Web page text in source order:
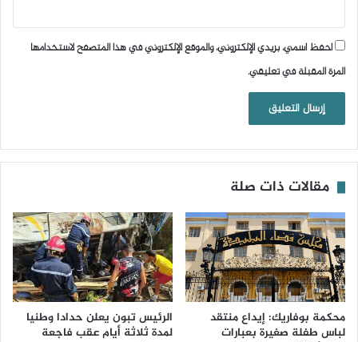
احفظ اسمي، بريدي الإلكتروني، والموقع الإلكتروني في هذا المتصفح لاستخدامها
المرة المقبلة في تعليقي.
مقالات ذات صلة
محكمة بوفاريك: إيداع منتقد
لباس طفلة صغيرة بعبارات
الرئيس تبون يعلن حدادا وطنيا
لمدة ثلاثة أيام عقب فاجعة